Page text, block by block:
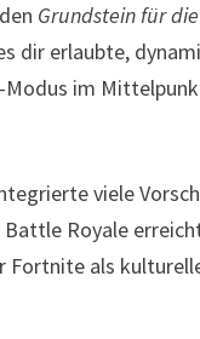
Grundstein für die
dir erlaubte,
Modus im
viele
Royale
Fortnite als